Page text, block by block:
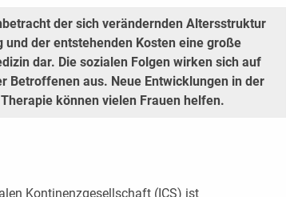
der sich verändernden Altersstruktur
der entstehenden Kosten eine große
dar. Die sozialen Folgen wirken sich auf
Betroffenen aus. Neue Entwicklungen in der
können vielen Frauen helfen.
Kontinenzgesellschaft (ICS) ist